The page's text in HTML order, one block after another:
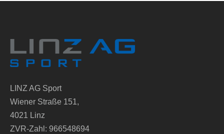
LINZ AG Sport
Wiener Straße 151,
4021 Linz
ZVR-Zahl: 966548694